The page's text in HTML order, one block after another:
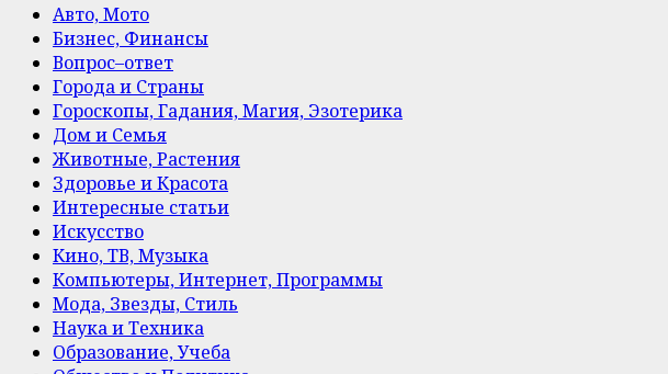
Авто, Мото
Бизнес, Финансы
Вопрос–ответ
Города и Страны
Гороскопы, Гадания, Магия, Эзотерика
Дом и Семья
Животные, Растения
Здоровье и Красота
Интересные статьи
Искусство
Кино, ТВ, Музыка
Компьютеры, Интернет, Программы
Мода, Звезды, Стиль
Наука и Техника
Образование, Учеба